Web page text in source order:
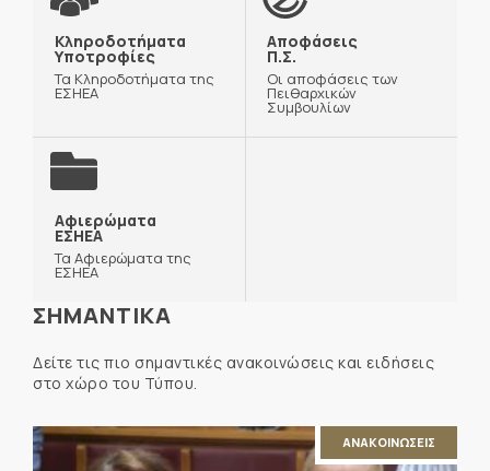
Κληροδοτήματα
Υποτροφίες
Τα Κληροδοτήματα της
ΕΣΗΕΑ
Αποφάσεις
Π.Σ.
Οι αποφάσεις των
Πειθαρχικών
Συμβουλίων
Αφιερώματα
ΕΣΗΕΑ
Τα Αφιερώματα της
ΕΣΗΕΑ
ΣΗΜΑΝΤΙΚΑ
Δείτε τις πιο σημαντικές ανακοινώσεις και ειδήσεις
στο χώρο του Τύπου.
ΑΝΑΚΟΙΝΩΣΕΙΣ